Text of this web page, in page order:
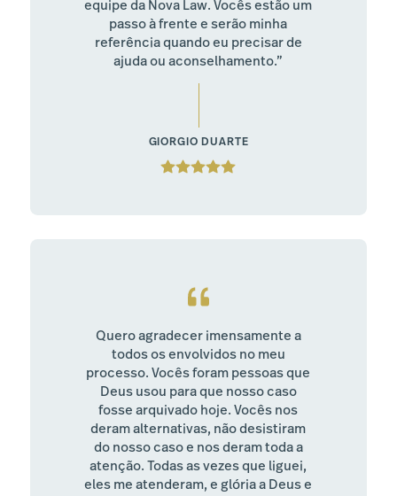
equipe da Nova Law. Vocês estão um
passo à frente e serão minha
referência quando eu precisar de
ajuda ou aconselhamento.”
GIORGIO DUARTE
Quero agradecer imensamente a
todos os envolvidos no meu
processo. Vocês foram pessoas que
Deus usou para que nosso caso
fosse arquivado hoje. Vocês nos
deram alternativas, não desistiram
do nosso caso e nos deram toda a
atenção. Todas as vezes que liguei,
eles me atenderam, e glória a Deus e